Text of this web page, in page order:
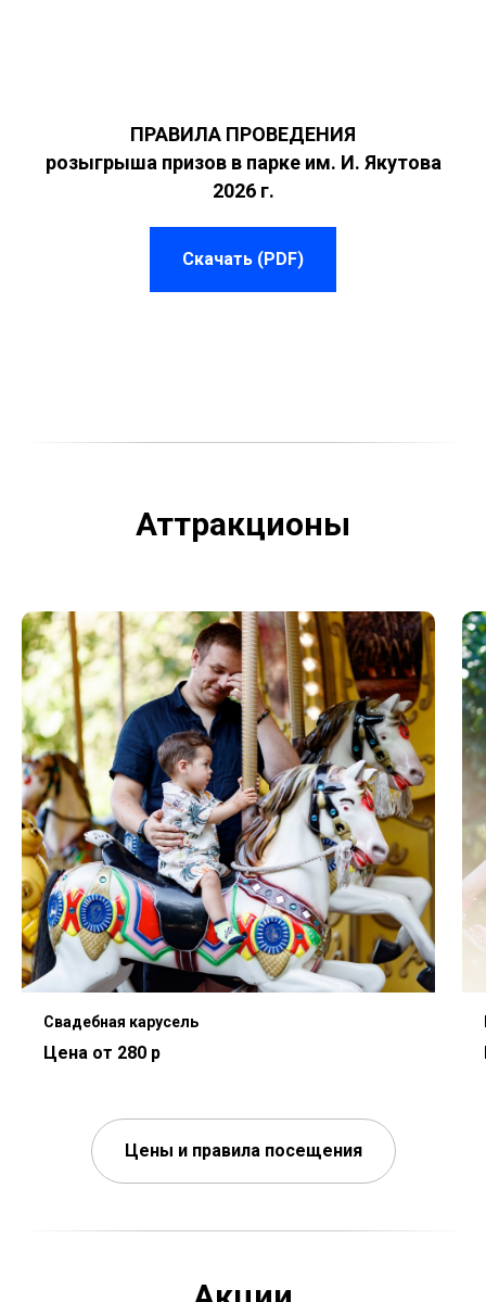
ПРАВИЛА ПРОВЕДЕНИЯ
розыгрыша призов в парке им. И. Якутова
2026 г.
Скачать (PDF)
Аттракционы
Свадебная карусель
Цена от 280 р
Цены и правила посещения